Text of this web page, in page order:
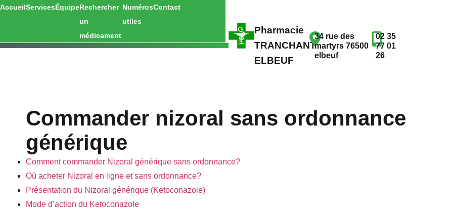
Pharmacie
TRANCHANT
ELBEUF
34 rue des
martyrs 76500
elbeuf
02 35
77 01
26
AccueilServicesÉquipeRechercher
un
médicament
Numéros
utiles
Contact
Commander nizoral sans ordonnance
générique
Comment commander Nizoral générique sans ordonnance?
Où acheter Nizoral en ligne et sans ordonnance?
Présentation du Nizoral générique (Ketoconazole)
Mode d’action du Ketoconazole